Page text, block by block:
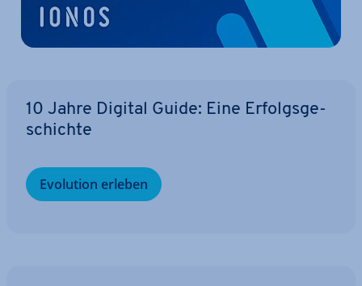
10 Jahre Digital Guide: Eine Er­folgs­ge­
schich­te
Evolution erleben